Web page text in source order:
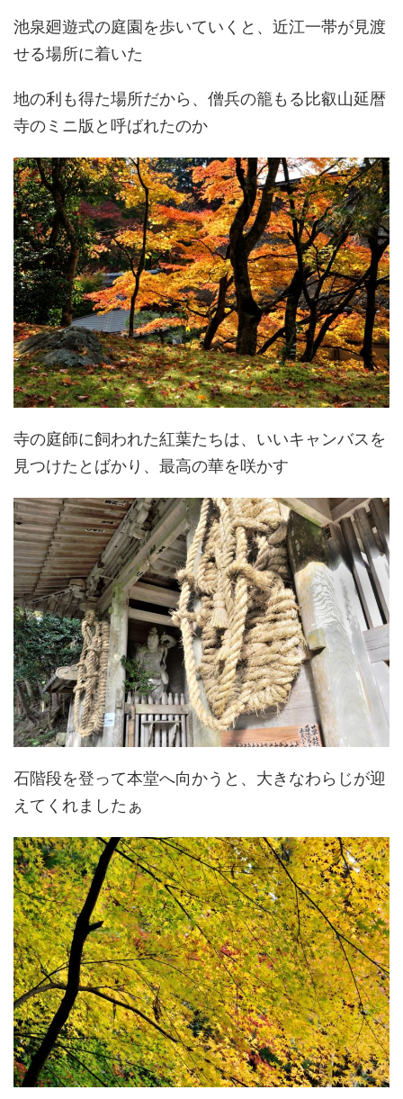
池泉廻遊式の庭園を歩いていくと、近江一帯が見渡
せる場所に着いた
地の利も得た場所だから、僧兵の籠もる比叡山延暦
寺のミニ版と呼ばれたのか
寺の庭師に飼われた紅葉たちは、いいキャンバスを
見つけたとばかり、最高の華を咲かす
石階段を登って本堂へ向かうと、大きなわらじが迎
えてくれましたぁ